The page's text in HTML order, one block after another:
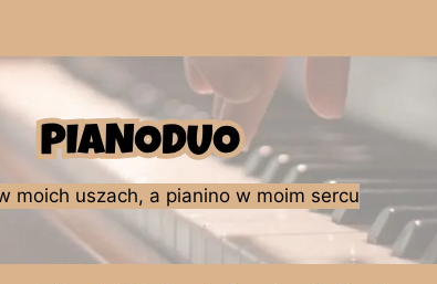
moich uszach, a pianino w moim sercu